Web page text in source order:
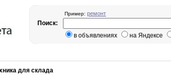
Пример: ремонт
Поиск:
в объявлениях
на Яндексе
для склада